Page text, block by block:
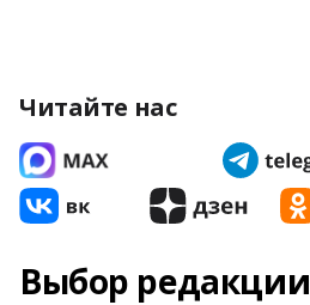
Читайте нас
Выбор редакции